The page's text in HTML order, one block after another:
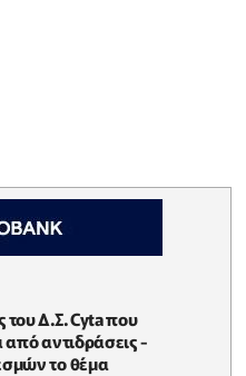
του Δ.Σ. Cyta που
από αντιδράσεις -
το θέμα